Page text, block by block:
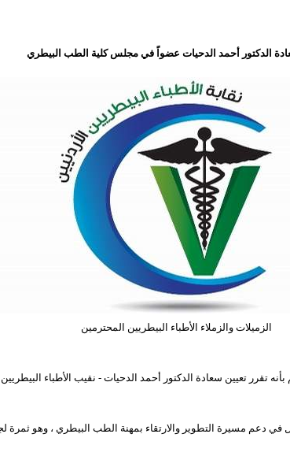
الدكتور أحمد الدحيات عضواً في مجلس كلية الطب البيطري
الزميلات والزملاء الأطباء البيطريين المحترمين
تقرر تعيين سعادة الدكتور أحمد الدحيات - نقيب الأطباء البيطريين
في دعم مسيرة التطوير والارتقاء بمهنة الطب البيطري ، وهو ثمرة